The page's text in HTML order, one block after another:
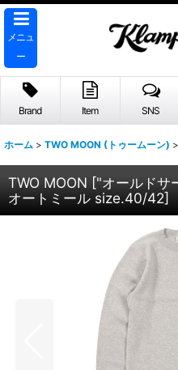
メニュ
ー
Brand Item SNS
ホーム > TWO MOON (トゥームーン) >
TWO MOON ["オールドサ
オートミール size.40/42]